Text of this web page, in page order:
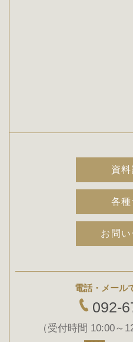
資
各
お問
電話・メール
092-
（受付時間 10:00～